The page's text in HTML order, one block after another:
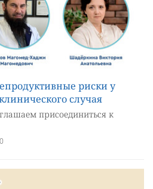
риски у
случая
присоединиться к
0